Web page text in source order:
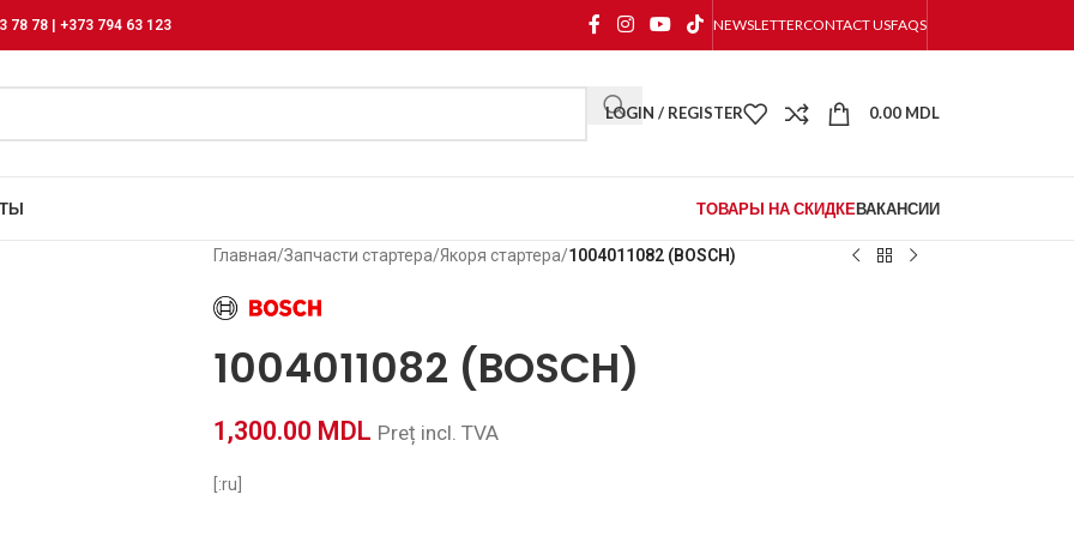
78 78 | +373 794 63 123 NEWSLETTERCONTACT USFAQS
LOGIN / REGISTER 0.00 MDL
ТОВАРЫ НА СКИДКЕВАКАНСИИ
Главная/Запчасти стартера/Якоря стартера/1004011082 (BOSCH)
1004011082 (BOSCH)
1,300.00 MDL Preț incl. TVA
[:ru]